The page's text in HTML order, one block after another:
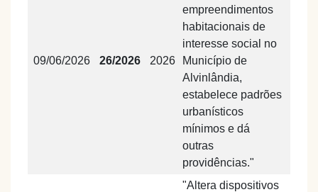
09/06/2026 26/2026 2026
empreendimentos
habitacionais de
interesse social no
Município de
Alvinlândia,
estabelece padrões
urbanísticos
mínimos e dá
outras
providências."
"Altera dispositivos